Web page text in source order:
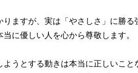
ますが、実は「やさしさ」に勝る
に優しい人を心から尊敬します。
うとする動きは本当に正しいこと